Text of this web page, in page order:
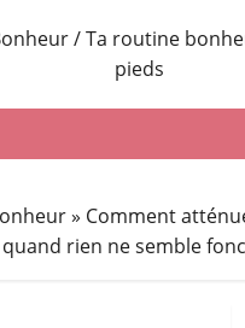
» Comment
quand rien ne semble